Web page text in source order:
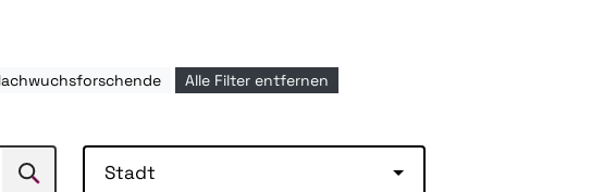
Alle Filter entfernen
Suchen Stadt